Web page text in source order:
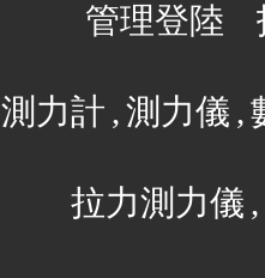
管理登陸
測力計 , 測力儀 ,
拉力測力儀 ,